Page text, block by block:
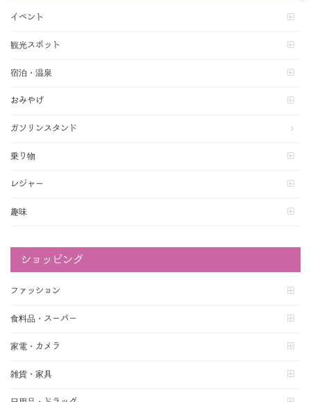
イベント
観光スポット
宿泊・温泉
おみやげ
ガソリンスタンド
乗り物
レジャー
趣味
ショッピング
ファッション
食料品・スーパー
家電・カメラ
雑貨・家具